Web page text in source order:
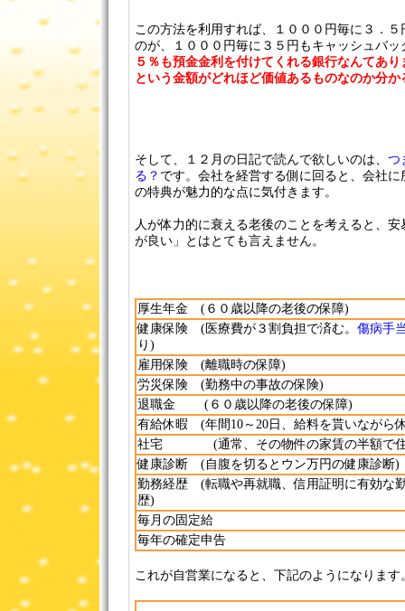
この方法を利用すれば、１０００円毎に３．
のが、１０００円毎に３５円もキャッシュバッ
５％も預金金利を付けてくれる銀行なんてあ
という金額がどれほど価値あるものなのか分か
そして、１２月の日記で読んで欲しいのは、 つ
る？ です。会社を経営する側に回ると、会社
の特典が魅力的な点に気付きます。
人が体力的に衰える老後のことを考えると、
が良い」とはとても言えません。
厚生年金 (６０歳以降の老後の保障)
健康保険 (医療費が３割負担で済む。 傷病手
り)
雇用保険 (離職時の保障)
労災保険 (勤務中の事故の保険)
退職金 (６０歳以降の老後の保障)
有給休暇 (年間10～20日、給料を貰いながら
社宅 (通常、その物件の家賃の半額で住
健康診断 (自腹を切るとウン万円の健康診断)
勤務経歴 (転職や再就職、信用証明に有効な
歴)
毎月の固定給
毎年の確定申告
これが自営業になると、下記のようになります